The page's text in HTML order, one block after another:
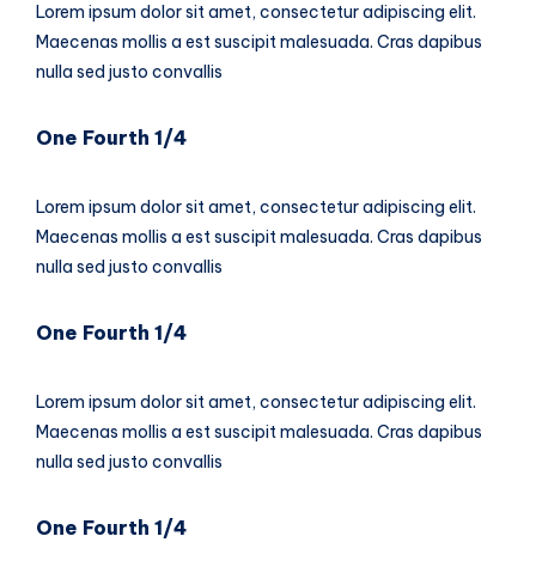
Lorem ipsum dolor sit amet, consectetur adipiscing elit.
Maecenas mollis a est suscipit malesuada. Cras dapibus
nulla sed justo convallis
One Fourth 1/4
Lorem ipsum dolor sit amet, consectetur adipiscing elit.
Maecenas mollis a est suscipit malesuada. Cras dapibus
nulla sed justo convallis
One Fourth 1/4
Lorem ipsum dolor sit amet, consectetur adipiscing elit.
Maecenas mollis a est suscipit malesuada. Cras dapibus
nulla sed justo convallis
One Fourth 1/4